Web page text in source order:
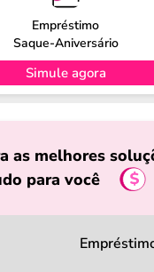
Empréstimo
Saque-Aniversário
Simule agora
as melhores
para você